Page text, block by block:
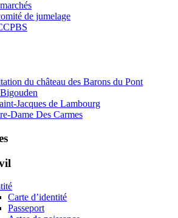
de jumelage
du château des Barons du Pont
Jacques de Lambourg
Dame Des Carmes
Carte d’identité
Passeport